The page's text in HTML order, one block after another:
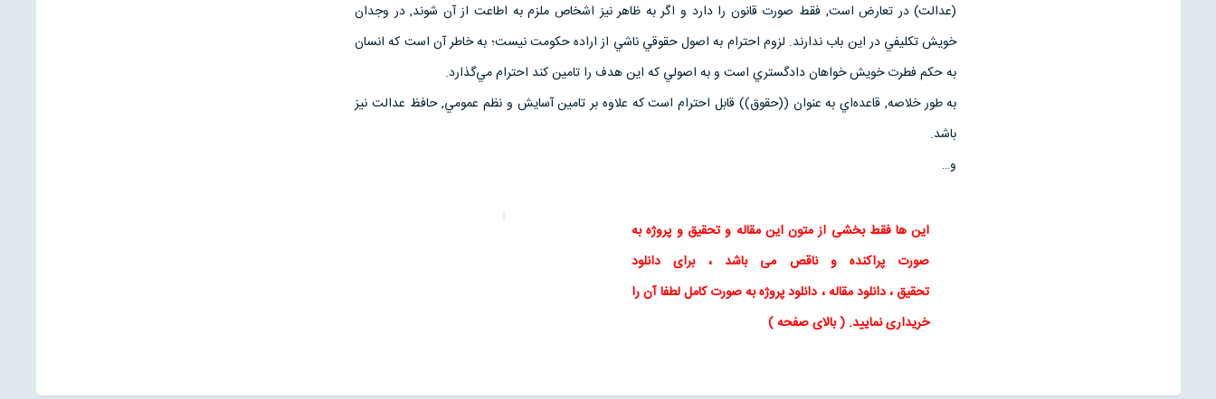
(عدالت) در تعارض است, فقط صورت قانون را دارد و اگر به ظاهر نيز اشخاص ملزم به اطاعت از آن شوند, در وجدان
خويش تكليفي در اين باب ندارند. لزوم احترام به اصول حقوقي ناشي از اراده حكومت نيست؛ به خاطر آن است كه انسان
به حكم فطرت خويش خواهان دادگستري است و به اصولي كه اين هدف را تامين كند احترام مي‌گذارد.
به طور خلاصه, قاعده‌اي به عنوان ((حقوق)) قابل احترام است كه علاوه بر تامين آسايش و نظم عمومي, حافظ عدالت نيز
باشد.
و…
این ها فقط بخشی از متون این مقاله و تحقیق و پروژه به
صورت پراکنده و ناقص می باشد ، برای
دانلود
تحقیق ،دانلود مقاله، دانلود پروژه به صورت کامل لطفا آن را
خریداری نمایید. ( بالای صفحه )